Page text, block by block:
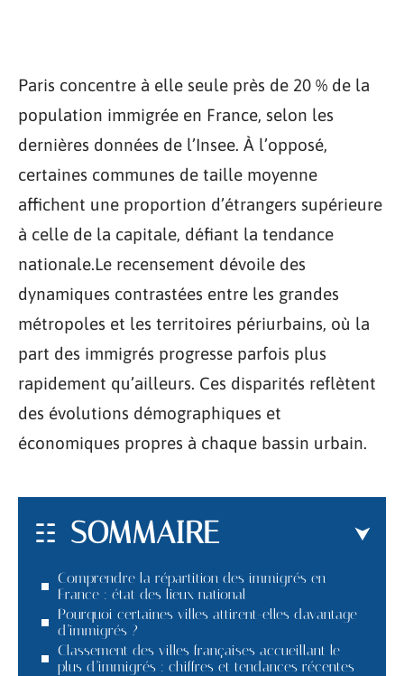
Paris concentre à elle seule près de 20 % de la
population immigrée en France, selon les
dernières données de l’Insee. À l’opposé,
certaines communes de taille moyenne
affichent une proportion d’étrangers supérieure
à celle de la capitale, défiant la tendance
nationale.Le recensement dévoile des
dynamiques contrastées entre les grandes
métropoles et les territoires périurbains, où la
part des immigrés progresse parfois plus
rapidement qu’ailleurs. Ces disparités reflètent
des évolutions démographiques et
économiques propres à chaque bassin urbain.
SOMMAIRE
Comprendre la répartition des immigrés en
France : état des lieux national
Pourquoi certaines villes attirent-elles davantage
d’immigrés ?
Classement des villes françaises accueillant le
plus d’immigrés : chiffres et tendances récentes